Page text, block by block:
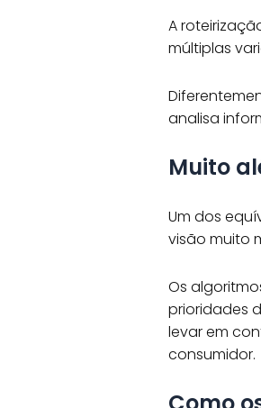
A
múltiplas
analisa
Muito
Um dos
visão muito
Os
prioridades
levar em
consumidor.